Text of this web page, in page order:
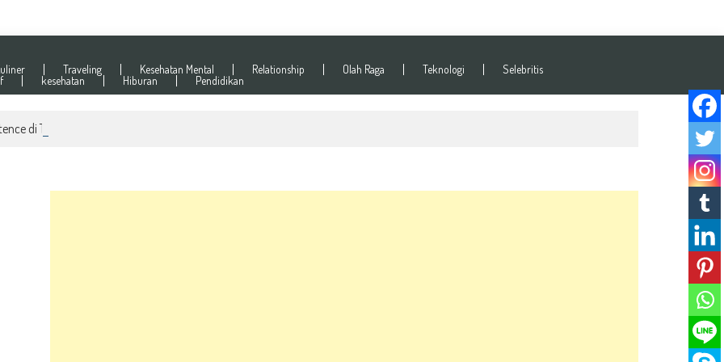
Traveling Kesehatan Mental Relationship Olah Raga Teknologi
Selebritis
kesehatan Hiburan Pendidikan
di Tempat Kerja dan Rumah